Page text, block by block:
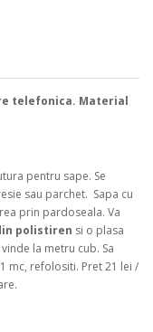
telefonica. Material
pentru sape. Se
sau parchet. Sapa cu
prin pardoseala. Va
polistiren si o plasa
la metru cub. Sa
mc, refolositi. Pret 21 lei /